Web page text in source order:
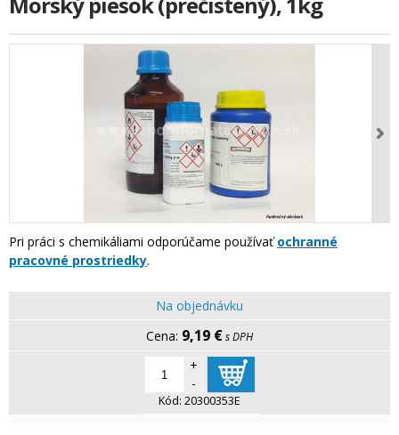
Pri práci s chemikáliami odporúčame používaťochranné
pracovné prostriedky.
Na objednávku
9,19 €s DPH
+
-
Kód: 20300353E